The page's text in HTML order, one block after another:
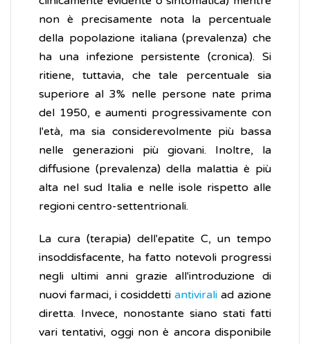
non è precisamente nota la percentuale
della popolazione italiana (prevalenza) che
ha una infezione persistente (cronica). Si
ritiene, tuttavia, che tale percentuale sia
superiore al 3% nelle persone nate prima
del 1950, e aumenti progressivamente con
l'età, ma sia considerevolmente più bassa
nelle generazioni più giovani. Inoltre, la
diffusione (prevalenza) della malattia è più
alta nel sud Italia e nelle isole rispetto alle
regioni centro-settentrionali.
La cura (terapia) dell'epatite C, un tempo
insoddisfacente, ha fatto notevoli progressi
negli ultimi anni grazie all'introduzione di
nuovi farmaci, i cosiddetti antivirali ad azione
diretta. Invece, nonostante siano stati fatti
vari tentativi, oggi non è ancora disponibile